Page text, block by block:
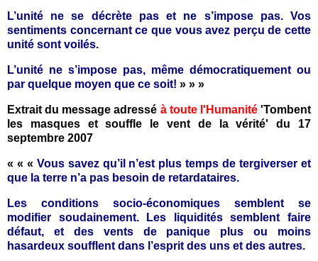
L’unité ne se décrète pas et ne s’impose pas. Vos
sentiments concernant ce que vous avez perçu de cette
unité sont voilés.
L’unité ne s’impose pas, même démocratiquement ou
par quelque moyen que ce soit! » » »
Extrait du message adressé à toute l'Humanité'Tombent
les masques et souffle le vent de la vérité' du 17
septembre 2007
« « « Vous savez qu’il n’est plus temps de tergiverser et
que la terre n’a pas besoin de retardataires.
Les conditions socio-économiques semblent se
modifier soudainement. Les liquidités semblent faire
défaut, et des vents de panique plus ou moins
hasardeux soufflent dans l’esprit des uns et des autres.